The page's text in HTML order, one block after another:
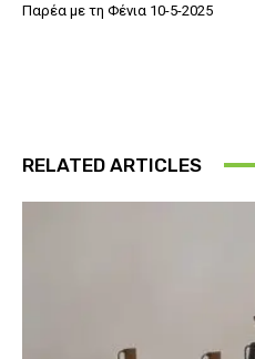
Παρέα με τη Φένια 10-5-2025
RELATED ARTICLES